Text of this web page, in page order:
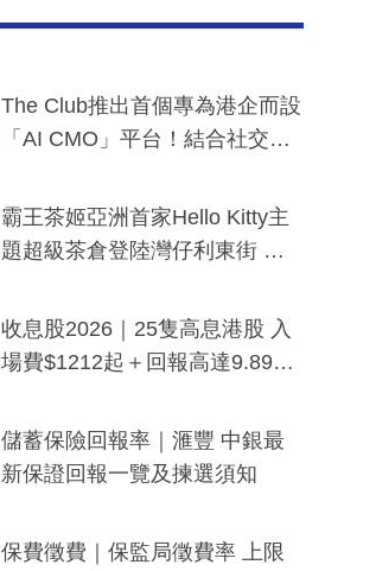
The Club推出首個專為港企而設
「AI CMO」平台！結合社交聆
分鐘生成「貼地」宣傳短片
霸王茶姬亞洲首家Hello Kitty主
題超級茶倉登陸灣仔利東街 推
y及香港限定特調系列
收息股2026｜25隻高息港股 入
場費$1212起＋回報高達9.89
儲蓄保險回報率｜滙豐 中銀最
新保證回報一覽及揀選須知
保費徵費｜保監局徵費率 上限